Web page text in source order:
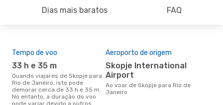
Dias mais baratos FAQ
Tempo de voo
33 h e 35 m
Quando viajares de Skopje para
Rio de Janeiro, isto pode
demorar cerca de 33 h e 35 m.
No entanto, a duração do voo
pode variar devido a outros
Aeroporto de origem
Skopje International
Airport
Ao voar de Skopje para Rio de
Janeiro